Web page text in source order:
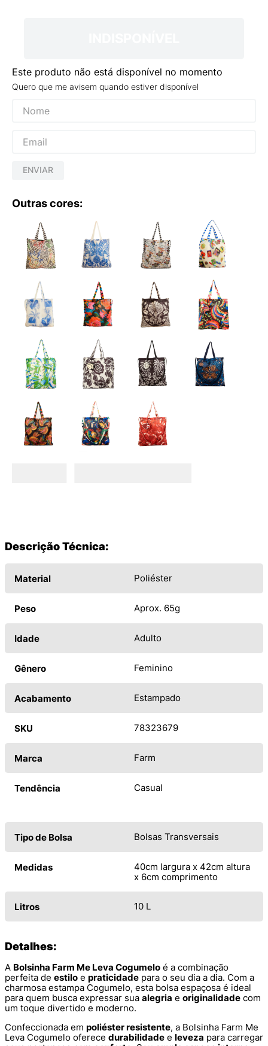
Este produto não está disponível no momento
Quero que me avisem quando estiver disponível
ENVIAR
Outras cores:
Descrição Técnica:
Material Poliéster
Peso Aprox. 65g
Idade Adulto
Gênero Feminino
Acabamento Estampado
SKU 78323679
Marca Farm
Tendência Casual
Tipo de Bolsa Bolsas Transversais
Medidas
40cm largura x 42cm altura
x 6cm comprimento
Litros 10 L
Detalhes:
A Bolsinha Farm Me Leva Cogumelo é a combinação
perfeita de estilo e praticidade para o seu dia a dia. Com a
charmosa estampa Cogumelo, esta bolsa espaçosa é ideal
para quem busca expressar sua alegria e originalidade com
um toque divertido e moderno.
Confeccionada em poliéster resistente, a Bolsinha Farm Me
Leva Cogumelo oferece durabilidade e leveza para carregar